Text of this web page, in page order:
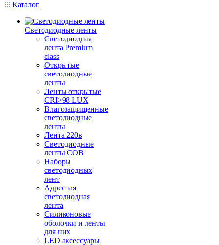
Каталог
Светодиодные ленты
Светодиодная
лента Premium
class
Открытые
светодиодные
ленты
Ленты открытые
CRI>98 LUX
Влагозащищенные
светодиодные
ленты
Лента 220в
Светодиодные
ленты COB
Наборы
светодиодных
лент
Адресная
светодиодная
лента
Силиконовые
оболочки и ленты
для них
LED аксессуары